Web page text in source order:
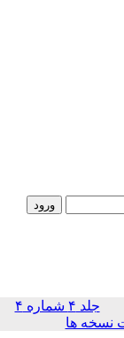
جلد ۴ شماره ۴
ها